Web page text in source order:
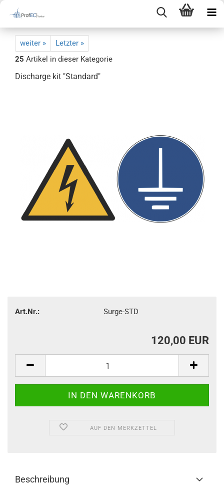
weiter »
Letzter »
25 Artikel in dieser Kategorie
Discharge kit "Standard"
Art.Nr.: Surge-STD
120,00 EUR
AUF DEN MERKZETTEL
Beschreibung